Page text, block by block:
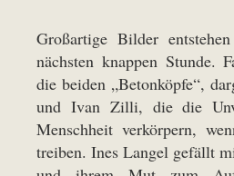
Großartige Bilder
nächsten knappen Stunde.
die beiden „Betonköpfe“,
und Ivan Zilli, die die
Menschheit verkörpern,
treiben. Ines Langel gefällt